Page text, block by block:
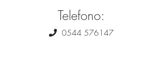
Telefono:
0544 576147